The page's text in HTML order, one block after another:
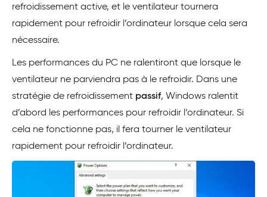
refroidissement active, et le ventilateur tournera
rapidement pour refroidir l’ordinateur lorsque cela sera
nécessaire.
Les performances du PC ne ralentiront que lorsque le
ventilateur ne parviendra pas à le refroidir. Dans une
stratégie de refroidissement passif, Windows ralentit
d’abord les performances pour refroidir l’ordinateur. Si
cela ne fonctionne pas, il fera tourner le ventilateur
rapidement pour refroidir l’ordinateur.